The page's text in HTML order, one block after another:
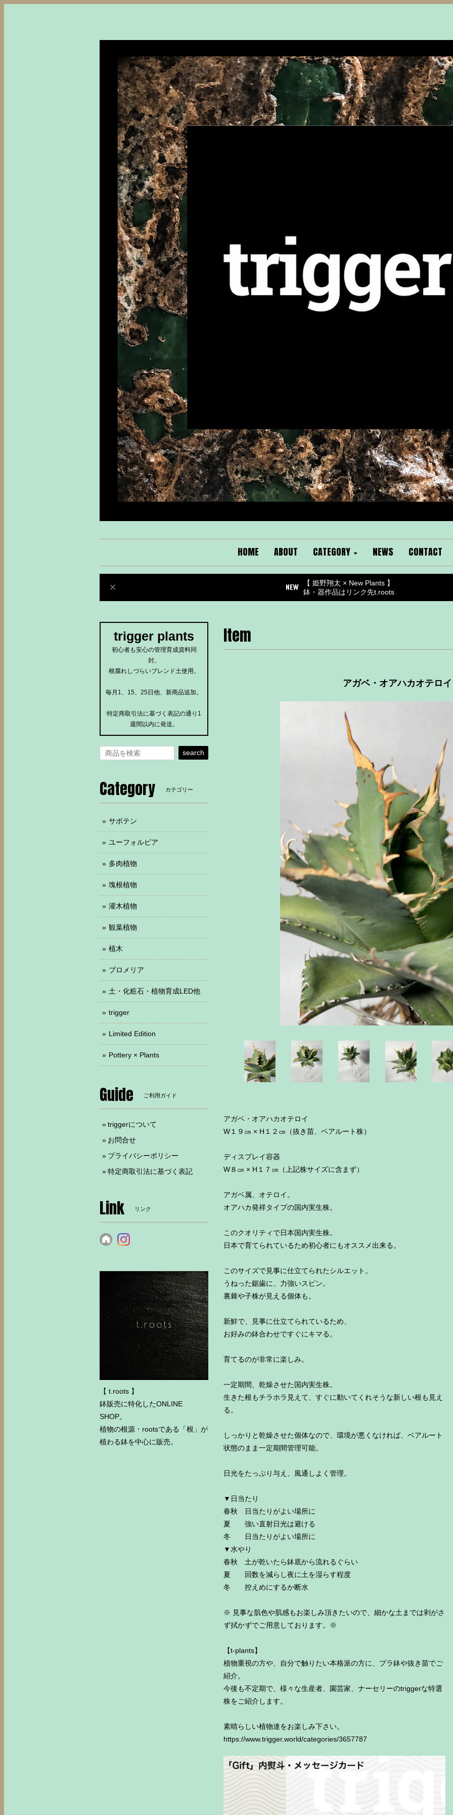
HOME ABOUT CATEGORY NEWS CONTACT
【 姫野翔太 × New Plants 】
鉢・器作品はリンク先t.roots
Item
アガベ・オアハカオテロ
アガベ・オアハカオテロイ
W１９㎝ × H１２㎝（抜き苗、ベアルート株）
ディスプレイ容器
W８㎝ × H１７㎝（上記株サイズに含まず）
アガベ属、オテロイ。
オアハカ発祥タイプの国内実生株。
このクオリティで日本国内実生株。
日本で育てられているため初心者にもオススメ出来る。
このサイズで見事に仕立てられたシルエット。
うねった鋸歯に、力強いスピン。
裏棘や子株が見える個体も。
新鮮で、見事に仕立てられているため、
お好みの鉢合わせですぐにキマる。
育てるのが非常に楽しみ。
一定期間、乾燥させた国内実生株。
生きた根もチラホラ見えて、すぐに動いてくれそうな新しい根も見え
る。
しっかりと乾燥させた個体なので、環境が悪くなければ、ベアルート
状態のまま一定期間管理可能。
日光をたっぷり与え、風通しよく管理。
▼日当たり
春秋 日当たりがよい場所に
夏 強い直射日光は避ける
冬 日当たりがよい場所に
▼水やり
春秋 土が乾いたら鉢底から流れるぐらい
夏 回数を減らし夜に土を湿らす程度
冬 控えめにするか断水
※ 見事な肌色や肌感もお楽しみ頂きたいので、細かな土までは剥がさ
ず拭かずでご用意しております。※
【t-plants】
植物重視の方や、自分で触りたい本格派の方に、プラ鉢や抜き苗でご
紹介。
今後も不定期で、様々な生産者、園芸家、ナーセリーのtriggerな特選
株をご紹介します。
素晴らしい植物達をお楽しみ下さい。
https://www.trigger.world/categories/3657787
trigger plants
初心者も安心の管理育成資料同
封。
根腐れしづらいブレンド土使用。
毎月1、15、25日他、新商品追加。
特定商取引法に基づく表記の通り1
週間以内に発送。
search
Category カテゴリー
サボテン
ユーフォルビア
多肉植物
塊根植物
灌木植物
観葉植物
植木
ブロメリア
土・化粧石・植物育成LED他
trigger
Limited Edition
Pottery × Plants
Guide ご利用ガイド
triggerについて
お問合せ
プライバシーポリシー
特定商取引法に基づく表記
Link リンク
【 t.roots 】
鉢販売に特化したONLINE
SHOP。
植物の根源・rootsである「根」が
植わる鉢を中心に販売。